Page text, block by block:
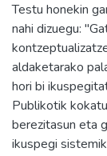
Testu honekin
nahi dizuegu:
aldaketarako
hori bi
Publikotik
berezitasun eta
ikuspegi